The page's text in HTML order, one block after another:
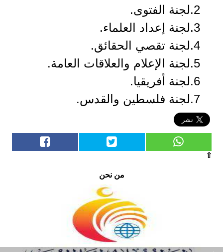
2.لجنة الفتوى.
3.لجنة إعداد العلماء.
4.لجنة تقصي الحقائق.
5.لجنة الإعلام والعلاقات العامة.
6.لجنة أفريقيا.
7.لجنة فلسطين والقدس.
⇧
من نحن